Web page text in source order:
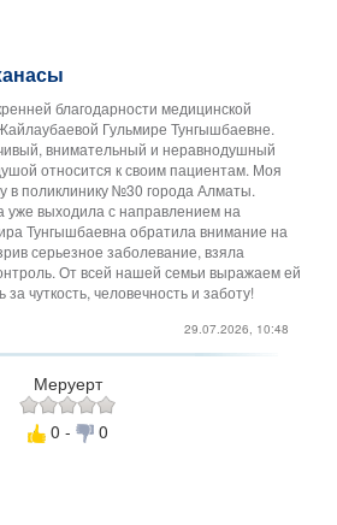
благодарности медицинской
Гульмире Тунгышбаевне.
внимательный и неравнодушный
относится к своим пациентам. Моя
в поликлинику №30 города Алматы.
уже выходила с направлением на
Тунгышбаевна обратила внимание на
серьезное заболевание, взяла
От всей нашей семьи выражаем ей
чуткость, человечность и заботу!
29.07.2026, 10:48
Меруерт
0 -
0